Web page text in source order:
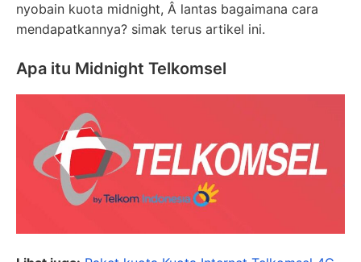
nyobain kuota midnight, Â lantas bagaimana cara
mendapatkannya? simak terus artikel ini.
Apa itu Midnight Telkomsel